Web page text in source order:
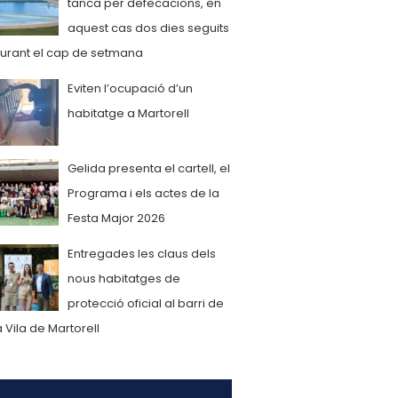
aquest cas dos dies seguits
el cap de setmana
Eviten l’ocupació d’un
habitatge a Martorell
Gelida presenta el cartell, el
Programa i els actes de la
Festa Major 2026
Entregades les claus dels
nous habitatges de
protecció oficial al barri de
Vila de Martorell